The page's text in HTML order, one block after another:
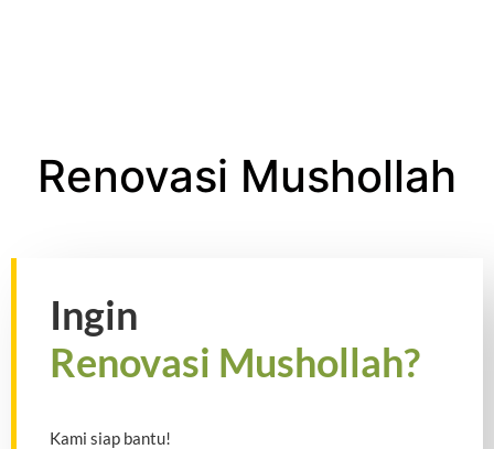
Renovasi Mushollah
Ingin
Renovasi Mushollah?
Kami siap bantu!